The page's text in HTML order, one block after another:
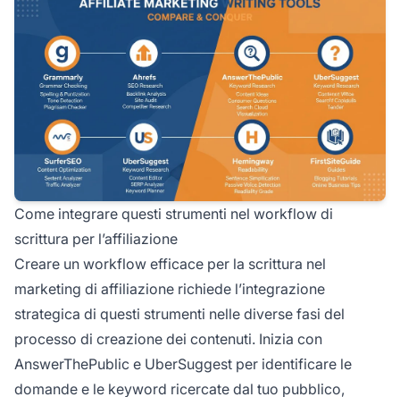
Come integrare questi strumenti nel workflow di
scrittura per l’affiliazione
Creare un workflow efficace per la scrittura nel
marketing di affiliazione richiede l’integrazione
strategica di questi strumenti nelle diverse fasi del
processo di creazione dei contenuti. Inizia con
AnswerThePublic e UberSuggest per identificare le
domande e le keyword ricercate dal tuo pubblico,